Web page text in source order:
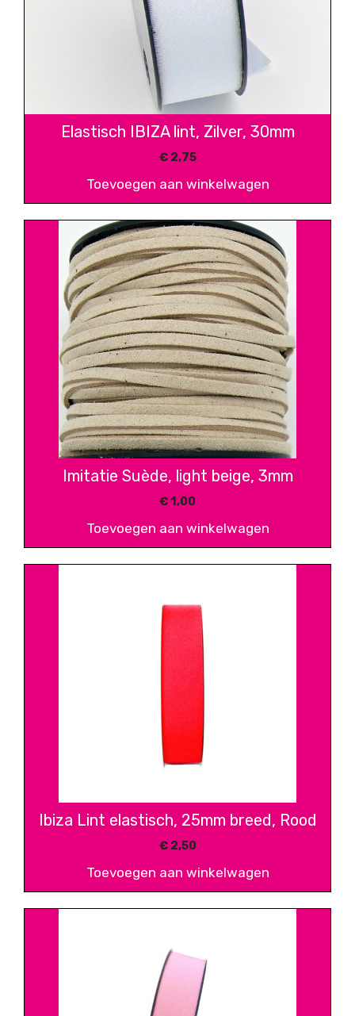
Elastisch IBIZA lint, Zilver, 30mm
€2,75
Toevoegen aan winkelwagen
Imitatie Suède, light beige, 3mm
€1,00
Toevoegen aan winkelwagen
Ibiza Lint elastisch, 25mm breed, Rood
€2,50
Toevoegen aan winkelwagen